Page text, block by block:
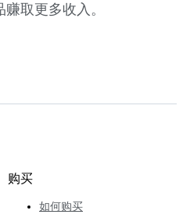
取更多收入。
购买
如何购买